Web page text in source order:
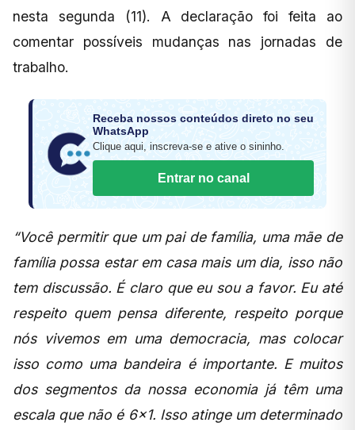
nesta segunda (11). A declaração foi feita ao
comentar possíveis mudanças nas jornadas de
trabalho.
Receba nossos conteúdos direto no seu
WhatsApp
Clique aqui, inscreva-se e ative o sininho.
Entrar no canal
“Você permitir que um pai de família, uma mãe de
família possa estar em casa mais um dia, isso não
tem discussão. É claro que eu sou a favor. Eu até
respeito quem pensa diferente, respeito porque
nós vivemos em uma democracia, mas colocar
isso como uma bandeira é importante. E muitos
dos segmentos da nossa economia já têm uma
escala que não é 6×1. Isso atinge um determinado